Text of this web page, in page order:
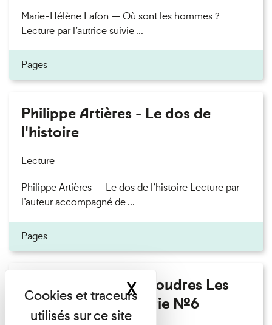
Marie-Hélène Lafon — Où sont les hommes ?
Lecture par l’autrice suivie ...
Pages
Philippe Artières - Le dos de
l'histoire
Lecture
Philippe Artières — Le dos de l’histoire Lecture par
l’auteur accompagné de ...
Pages
Fanny Taillandier - Foudres Les
Invités de l’Imprimerie n°6
XMasquer le